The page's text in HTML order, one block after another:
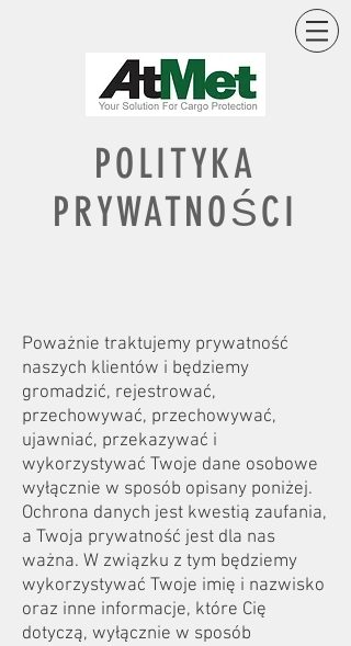
POLITYKA
PRYWATNOŚCI
Poważnie traktujemy prywatność
naszych klientów i będziemy
gromadzić, rejestrować,
przechowywać, przechowywać,
ujawniać, przekazywać i
wykorzystywać Twoje dane osobowe
wyłącznie w sposób opisany poniżej.
Ochrona danych jest kwestią zaufania,
a Twoja prywatność jest dla nas
ważna. W związku z tym będziemy
wykorzystywać Twoje imię i nazwisko
oraz inne informacje, które Cię
dotyczą, wyłącznie w sposób